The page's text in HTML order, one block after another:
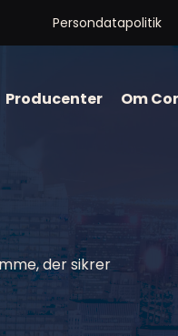
Persondatapolitik
Producenter Om
der sikrer